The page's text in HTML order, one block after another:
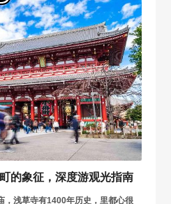
的象征，深度游观光指南
，浅草寺有1400年历史，里都心很